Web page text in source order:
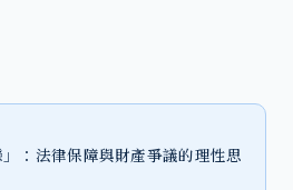
：法律保障與財產爭議的理性思